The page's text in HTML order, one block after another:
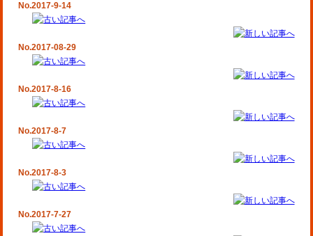
No.2017-9-14
No.2017-08-29
No.2017-8-16
No.2017-8-7
No.2017-8-3
No.2017-7-27